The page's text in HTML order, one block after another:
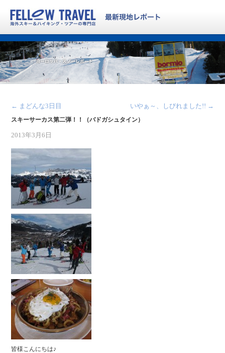
← まどんな3日目 いやぁ～、しびれました!! →
スキーサーカス第二弾！！（バドガシュタイン）
2013年3月6日
皆様こんにちは♪